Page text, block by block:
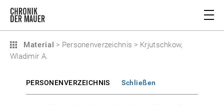
Material > Personenverzeichnis > Krjutschkow,
Wladimir A.
PERSONENVERZEICHNIS Schließen